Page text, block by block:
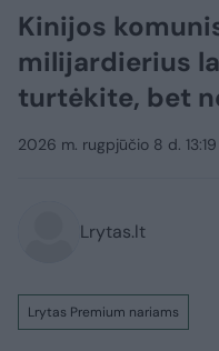
Kinijos
milijardierius
turtėkite, bet
2026 m. rugpjūčio 8 d. 13:19
Lrytas.lt
Lrytas Premium nariams